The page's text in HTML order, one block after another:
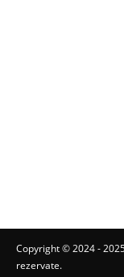
Copyright © 2024 -
rezervate.